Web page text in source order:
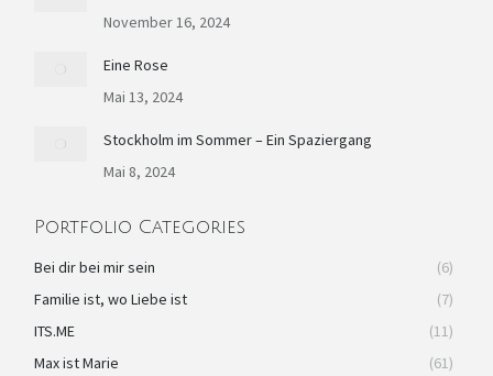
November 16, 2024
Eine Rose
Mai 13, 2024
Stockholm im Sommer – Ein Spaziergang
Mai 8, 2024
Portfolio Categories
Bei dir bei mir sein
(6)
Familie ist, wo Liebe ist
(7)
ITS.ME
(11)
Max ist Marie
(61)